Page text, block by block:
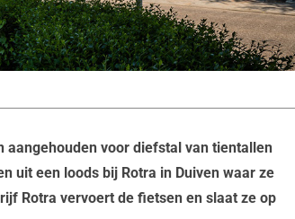
aangehouden voor diefstal van tientallen
uit een loods bij Rotra in Duiven waar ze
Rotra vervoert de fietsen en slaat ze op